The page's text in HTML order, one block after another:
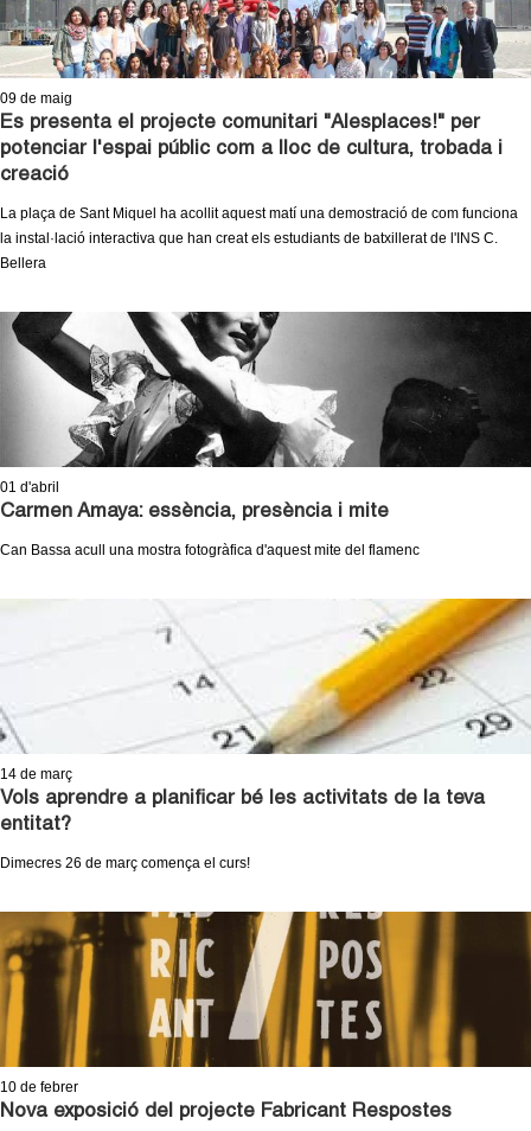
s
09 de maig
Es presenta el projecte comunitari "Alesplaces!" per
potenciar l'espai públic com a lloc de cultura, trobada i
creació
La plaça de Sant Miquel ha acollit aquest matí una demostració de com funciona
la instal·lació interactiva que han creat els estudiants de batxillerat de l'INS C.
Bellera
01 d'abril
Carmen Amaya: essència, presència i mite
Can Bassa acull una mostra fotogràfica d'aquest mite del flamenc
14 de març
Vols aprendre a planificar bé les activitats de la teva
entitat?
Dimecres 26 de març comença el curs!
10 de febrer
Nova exposició del projecte Fabricant Respostes